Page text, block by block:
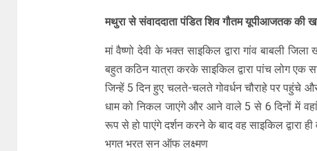
मथुरा से संवाददाता पंडित शिव गौतम यूपीआजतक की
मां वैष्णो देवी के भक्त साइकिल द्वारा गांव बाबली
बहुत कठिन यात्रा करके साइकिल द्वारा पांच लोग एक
जिन्हें 5 दिन हुए चलते-चलते गोवर्धन चौराहे पर पहुंचे
धाम को निकल जाएंगे और आने वाले 5 से 6 दिनों में वहां
रूप से हो पाएंगे दर्शन करने के बाद वह साइकिल द्वारा
भगत भरत सन ऑफ लक्ष्मण